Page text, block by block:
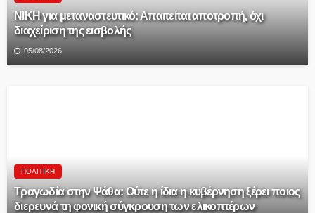
ΝΙΚΗ για μεταναστευτικό: Απαιτείται αποτροπή, όχι
διαχείριση της εισβολής
05/08/2026
ΠΟΛΙΤΙΚΉ
Τραγωδία στην Ψάθα: Ούτε η ίδια η κυβέρνηση ξέρει ποιος
διερευνά τη φονική σύγκρουση των ελικοπτέρων